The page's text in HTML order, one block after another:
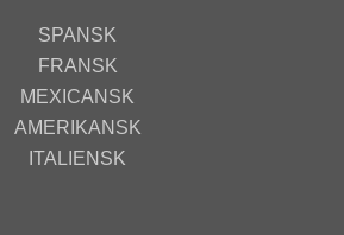
SPANSK
FRANSK
MEXICANSK
AMERIKANSK
ITALIENSK